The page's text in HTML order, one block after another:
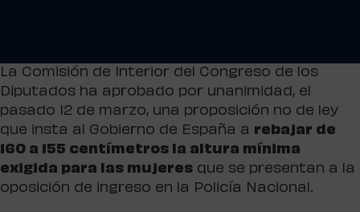
La Comisión de Interior del Congreso de los
Diputados ha aprobado por unanimidad, el
pasado 12 de marzo, una proposición no de ley
que insta al Gobierno de España a
rebajar de
160 a 155 centímetros la altura mínima
exigida para las mujeres que se presentan a la
oposición de ingreso en la Policía Nacional.